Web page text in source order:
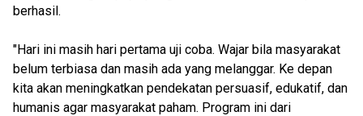
berhasil.
"Hari ini masih hari pertama uji coba. Wajar bila masyarakat
belum terbiasa dan masih ada yang melanggar. Ke depan
kita akan meningkatkan pendekatan persuasif, edukatif, dan
humanis agar masyarakat paham. Program ini dari